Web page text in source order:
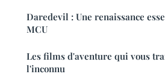
Daredevil : Une renaissance
MCU
Les films d'aventure qui vous
l'inconnu